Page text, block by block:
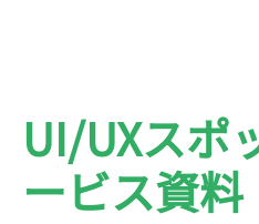
UI/UXスポ
ービス資料